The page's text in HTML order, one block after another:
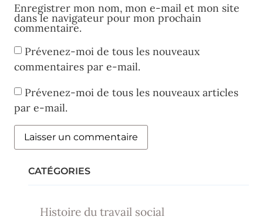
Enregistrer mon nom, mon e-mail et mon site
dans le navigateur pour mon prochain
commentaire.
Prévenez-moi de tous les nouveaux
commentaires par e-mail.
Prévenez-moi de tous les nouveaux articles
par e-mail.
CATÉGORIES
Histoire du travail social